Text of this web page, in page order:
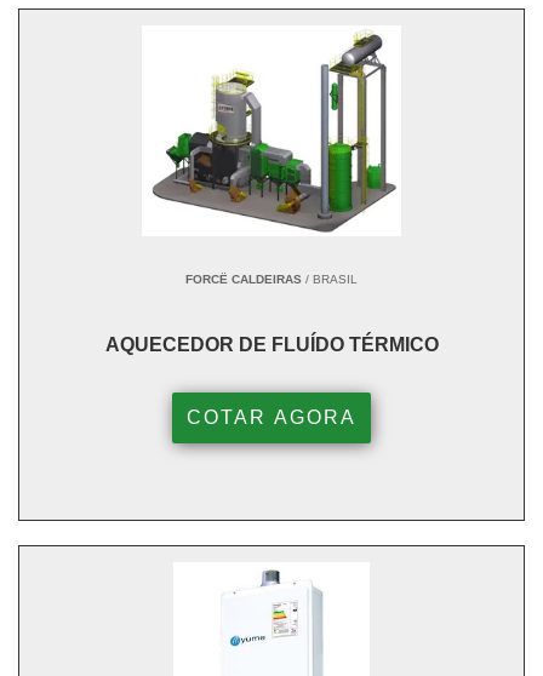
FORCË CALDEIRAS / BRASIL
AQUECEDOR DE FLUÍDO TÉRMICO
COTAR AGORA